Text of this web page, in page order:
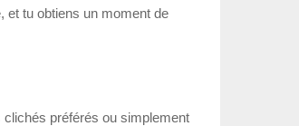
et tu obtiens un moment de
clichés préférés ou simplement